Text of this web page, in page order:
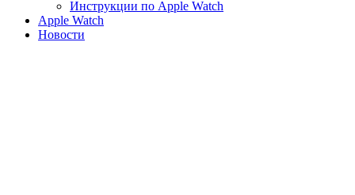
Инструкции по Apple Watch
Apple Watch
Новости